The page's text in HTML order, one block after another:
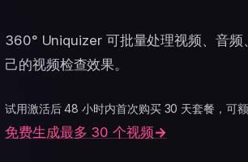
360° Uniquizer 可批量处理视频、音
己的视频检查效果。
试用激活后 48 小时内首次购买 30 天套餐，可额
免费生成最多 30 个视频→